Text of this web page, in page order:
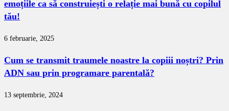
emoțiile ca să construiești o relație mai bună cu copilul
tău!
6 februarie, 2025
Cum se transmit traumele noastre la copiii noștri? Prin
ADN sau prin programare parentală?
13 septembrie, 2024